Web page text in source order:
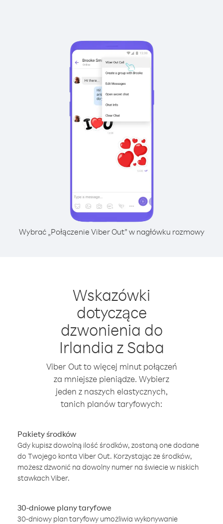
Wybrać „Połączenie Viber Out” w nagłówku rozmowy
Wskazówki
dotyczące
dzwonienia do
Irlandia z Saba
Viber Out to więcej minut połączeń
za mniejsze pieniądze. Wybierz
jeden z naszych elastycznych,
tanich planów taryfowych:
Pakiety środków
Gdy kupisz dowolną ilość środków, zostaną one dodane
do Twojego konta Viber Out. Korzystając ze środków,
możesz dzwonić na dowolny numer na świecie w niskich
stawkach Viber.
30-dniowe plany taryfowe
30-dniowy plan taryfowy umożliwia wykonywanie